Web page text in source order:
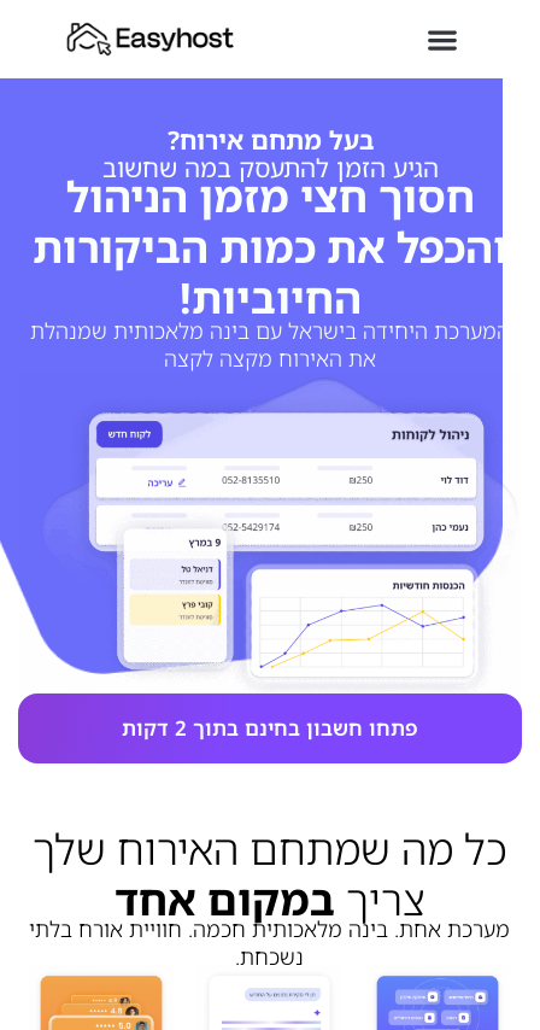
בעל מתחם אירוח?
הגיע הזמן להתעסק במה שחשוב
חסוך חצי מזמן הניהול
והכפל את כמות הביקורות
החיוביות!
המערכת היחידה בישראל עם בינה מלאכותית שמנהלת
את האירוח מקצה לקצה
פתחו חשבון בחינם בתוך 2 דקות
כל מה שמתחם האירוח שלך
צריך במקום אחד
מערכת אחת. בינה מלאכותית חכמה. חוויית אורח בלתי
נשכחת.